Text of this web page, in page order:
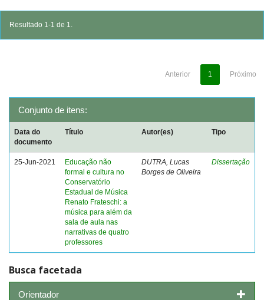
Resultado 1-1 de 1.
Anterior 1 Próximo
Conjunto de itens:
Data do
documento
Título Autor(es) Tipo
25-Jun-2021
Educação não
formal e cultura no
Conservatório
Estadual de Música
Renato Frateschi: a
música para além da
sala de aula nas
narrativas de quatro
professores
DUTRA, Lucas
Borges de Oliveira
Dissertação
Busca facetada
Orientador